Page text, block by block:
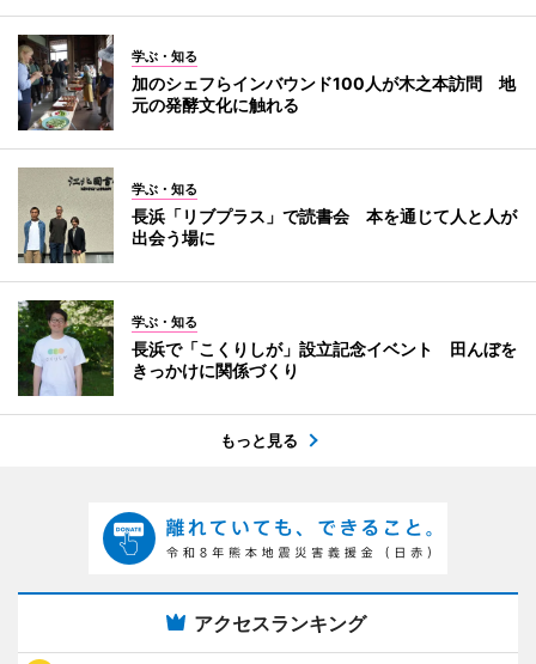
学ぶ・知る
加のシェフらインバウンド100人が木之本訪問 地
元の発酵文化に触れる
学ぶ・知る
長浜「リブプラス」で読書会 本を通じて人と人が
出会う場に
学ぶ・知る
長浜で「こくりしが」設立記念イベント 田んぼを
きっかけに関係づくり
もっと見る
アクセスランキング